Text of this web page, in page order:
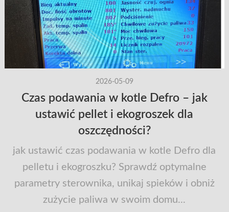
2026-05-09
Czas podawania w kotle Defro – jak
ustawić pellet i ekogroszek dla
oszczędności?
jak ustawić czas podawania w kotle Defro dla
pelletu i ekogroszku? Sprawdź optymalne
parametry sterownika, unikaj spieków i obniż
zużycie paliwa w swoim domu...